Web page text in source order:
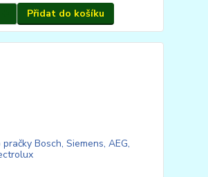
Přidat do košíku